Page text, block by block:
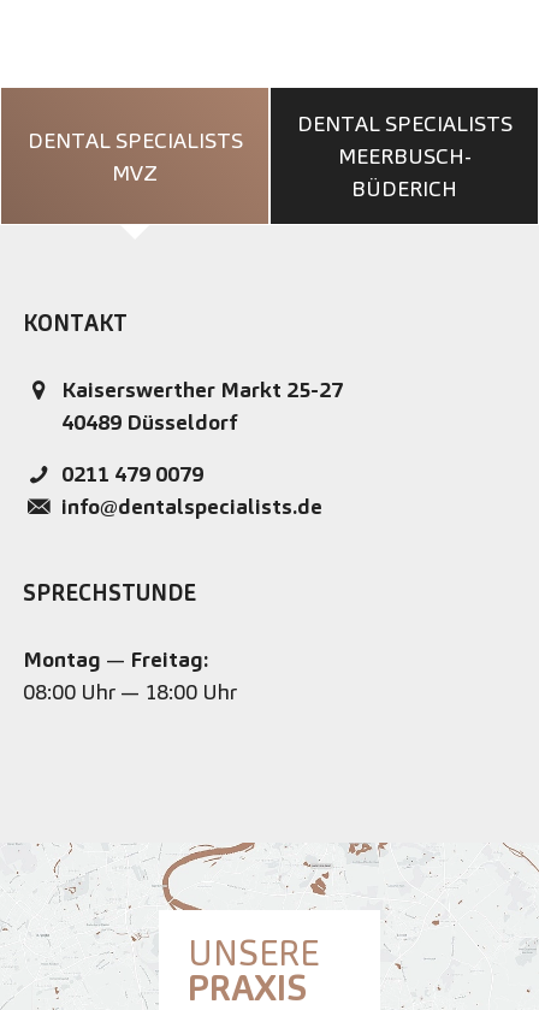
UNSERE
PRAXIS
DENTAL SPECIALISTS
MVZ
DENTAL SPECIALISTS
MEERBUSCH-
BÜDERICH
KONTAKT
Kaiserswerther Markt 25-27
40489 Düsseldorf
0211 479 0079
info@dentalspecialists.de
SPRECHSTUNDE
Montag — Freitag:
08:00 Uhr — 18:00 Uhr